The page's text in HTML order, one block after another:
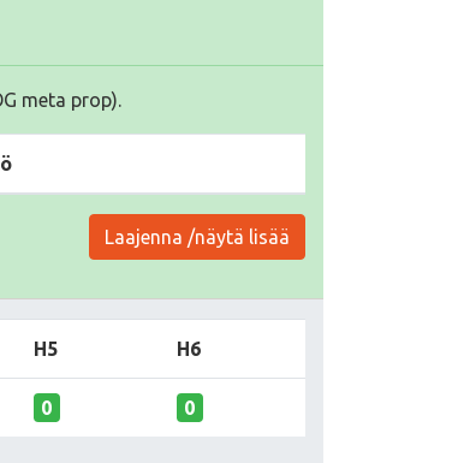
meta prop).
Laajenna /näytä lisää
H5 H6
0 0